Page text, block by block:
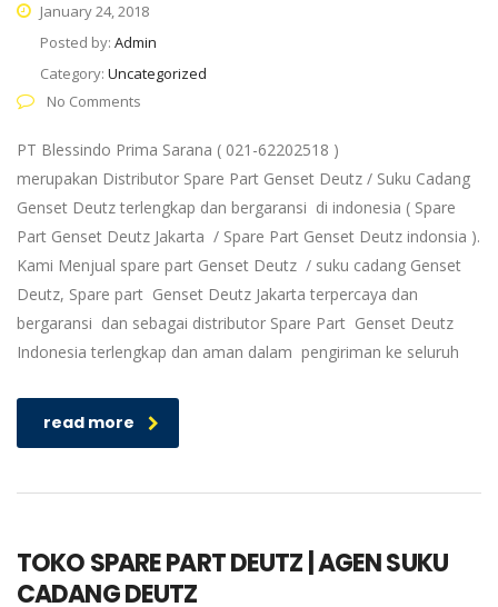
January 24, 2018
Posted by: Admin
Category: Uncategorized
No Comments
PT Blessindo Prima Sarana ( 021-62202518 )
merupakan Distributor Spare Part Genset Deutz / Suku Cadang
Genset Deutz terlengkap dan bergaransi di indonesia ( Spare
Part Genset Deutz Jakarta / Spare Part Genset Deutz indonsia ).
Kami Menjual spare part Genset Deutz / suku cadang Genset
Deutz, Spare part Genset Deutz Jakarta terpercaya dan
bergaransi dan sebagai distributor Spare Part Genset Deutz
Indonesia terlengkap dan aman dalam pengiriman ke seluruh
read more
TOKO SPARE PART DEUTZ | AGEN SUKU
CADANG DEUTZ